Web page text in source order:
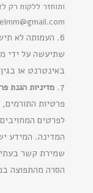
ותוחזר ללקוח רק
6. העמותה לא
שתיעשה על ידי
באינטרנט או
7. מדיניות הגנת
פרטיות
לפרטים
המדינה. המידע
שמירת קשר
הסרה מהתפוצה